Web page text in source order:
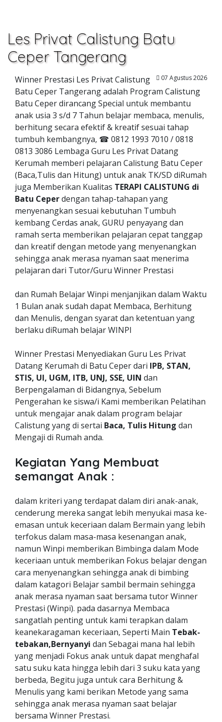
Les Privat Calistung Batu
Ceper Tangerang
07 Agustus 2026
Winner Prestasi Les Privat Calistung
Batu Ceper Tangerang adalah Program Calistung
Batu Ceper dirancang Special untuk membantu
anak usia 3 s/d 7 Tahun belajar membaca, menulis,
berhitung secara efektif & kreatif sesuai tahap
tumbuh kembangnya, ☎ 0812 1993 7010 / 0818
0813 3086 Lembaga Guru Les Privat Datang
Kerumah memberi pelajaran Calistung Batu Ceper
(Baca,Tulis dan Hitung) untuk anak TK/SD diRumah
juga Memberikan Kualitas TERAPI CALISTUNG di
Batu Ceperdengan tahap-tahapan yang
menyenangkan sesuai kebutuhan Tumbuh
kembang Cerdas anak, GURU penyayang dan
ramah serta memberikan pelajaran cepat tanggap
dan kreatif dengan metode yang menyenangkan
sehingga anak merasa nyaman saat menerima
pelajaran dari Tutor/Guru Winner Prestasi
dan Rumah Belajar Winpi menjanjikan dalam Waktu
1 Bulan anak sudah dapat Membaca, Berhitung
dan Menulis, dengan syarat dan ketentuan yang
berlaku diRumah belajar WINPI
Winner Prestasi Menyediakan Guru Les Privat
Datang Kerumah di Batu Ceper dari IPB, STAN,
STIS, UI, UGM, ITB, UNJ, SSE, UIN dan
Berpengalaman di Bidangnya, Sebelum
Pengerahan ke siswa/i Kami memberikan Pelatihan
untuk mengajar anak dalam program belajar
Calistung yang di sertai Baca, Tulis Hitung dan
Mengaji di Rumah anda.
Kegiatan Yang Membuat
semangat Anak :
dalam kriteri yang terdapat dalam diri anak-anak,
cenderung mereka sangat lebih menyukai masa ke-
emasan untuk keceriaan dalam Bermain yang lebih
terfokus dalam masa-masa kesenangan anak,
namun Winpi memberikan Bimbinga dalam Mode
keceriaan untuk memberikan Fokus belajar dengan
cara menyenangkan sehingga anak di bimbing
dalam katagori Belajar sambil bermain sehingga
anak merasa nyaman saat bersama tutor Winner
Prestasi (Winpi). pada dasarnya Membaca
sangatlah penting untuk kami terapkan dalam
keanekaragaman keceriaan, Seperti Main Tebak-
tebakan,Bernyanyi dan Sebagai mana hal lebih
yang menjadi Fokus anak untuk dapat menghafal
satu suku kata hingga lebih dari 3 suku kata yang
berbeda, Begitu juga untuk cara Berhitung &
Menulis yang kami berikan Metode yang sama
sehingga anak merasa nyaman saat belajar
bersama Winner Prestasi.